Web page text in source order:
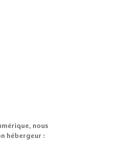
nous
hébergeur :